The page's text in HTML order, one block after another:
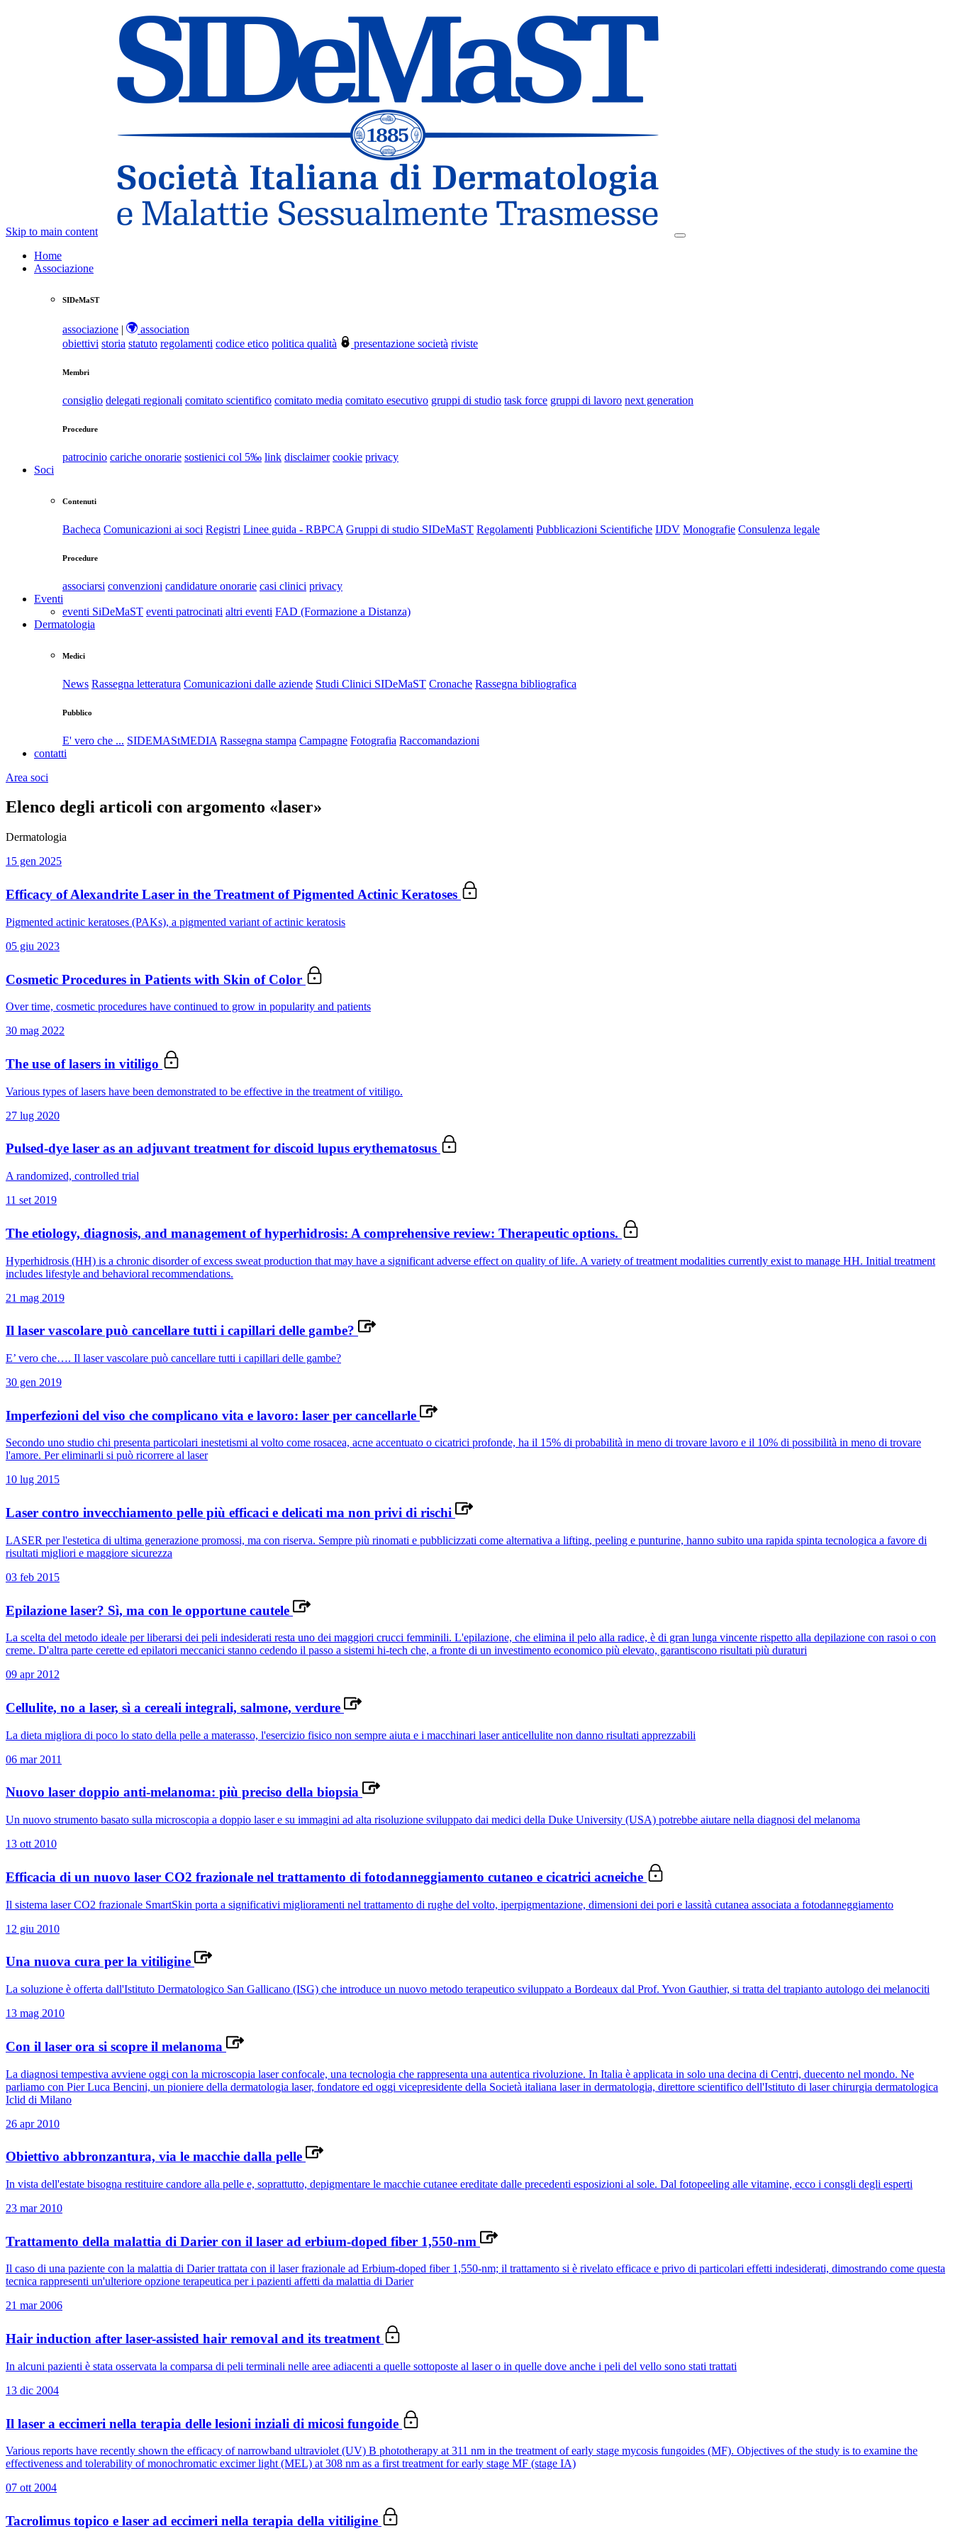
Skip to main content
Home
Associazione
SIDeMaST
associazione |
association
obiettivi storia statuto regolamenti codice etico politica qualità presentazione società riviste
Membri
consiglio delegati regionali comitato scientifico comitato media comitato esecutivo gruppi di studio task force gruppi di lavoro next generation
Procedure
patrocinio cariche onorarie sostienici col 5‰ link disclaimer cookie privacy
Soci
Contenuti
Bacheca Comunicazioni ai soci Registri Linee guida - RBPCA Gruppi di studio SIDeMaST Regolamenti Pubblicazioni Scientifiche IJDV Monografie Consulenza legale
Procedure
associarsi convenzioni candidature onorarie casi clinici privacy
Eventi
eventi SiDeMaST eventi patrocinati altri eventi FAD (Formazione a Distanza)
Dermatologia
Medici
News Rassegna letteratura Comunicazioni dalle aziende Studi Clinici SIDeMaST Cronache Rassegna bibliografica
Pubblico
E' vero che ... SIDEMAStMEDIA Rassegna stampa Campagne Fotografia Raccomandazioni
contatti
Area soci
Elenco degli articoli con argomento «laser»
Dermatologia
15 gen 2025
Efficacy of Alexandrite Laser in the Treatment of Pigmented Actinic Keratoses
Pigmented actinic keratoses (PAKs), a pigmented variant of actinic keratosis
05 giu 2023
Cosmetic Procedures in Patients with Skin of Color
Over time, cosmetic procedures have continued to grow in popularity and patients
30 mag 2022
The use of lasers in vitiligo
Various types of lasers have been demonstrated to be effective in the treatment of vitiligo.
27 lug 2020
Pulsed-dye laser as an adjuvant treatment for discoid lupus erythematosus
A randomized, controlled trial
11 set 2019
The etiology, diagnosis, and management of hyperhidrosis: A comprehensive review: Therapeutic options.
Hyperhidrosis (HH) is a chronic disorder of excess sweat production that may have a significant adverse effect on quality of life. A variety of treatment modalities currently exist to manage HH. Initial treatment
includes lifestyle and behavioral recommendations.
21 mag 2019
Il laser vascolare può cancellare tutti i capillari delle gambe?
E’ vero che…. Il laser vascolare può cancellare tutti i capillari delle gambe?
30 gen 2019
Imperfezioni del viso che complicano vita e lavoro: laser per cancellarle
Secondo uno studio chi presenta particolari inestetismi al volto come rosacea, acne accentuato o cicatrici profonde, ha il 15% di probabilità in meno di trovare lavoro e il 10% di possibilità in meno di trovare
l'amore. Per eliminarli si può ricorrere al laser
10 lug 2015
Laser contro invecchiamento pelle più efficaci e delicati ma non privi di rischi
LASER per l'estetica di ultima generazione promossi, ma con riserva. Sempre più rinomati e pubblicizzati come alternativa a lifting, peeling e punturine, hanno subito una rapida spinta tecnologica a favore di
risultati migliori e maggiore sicurezza
03 feb 2015
Epilazione laser? Sì, ma con le opportune cautele
La scelta del metodo ideale per liberarsi dei peli indesiderati resta uno dei maggiori crucci femminili. L'epilazione, che elimina il pelo alla radice, è di gran lunga vincente rispetto alla depilazione con rasoi o con
creme. D'altra parte cerette ed epilatori meccanici stanno cedendo il passo a sistemi hi-tech che, a fronte di un investimento economico più elevato, garantiscono risultati più duraturi
09 apr 2012
Cellulite, no a laser, sì a cereali integrali, salmone, verdure
La dieta migliora di poco lo stato della pelle a materasso, l'esercizio fisico non sempre aiuta e i macchinari laser anticellulite non danno risultati apprezzabili
06 mar 2011
Nuovo laser doppio anti-melanoma: più preciso della biopsia
Un nuovo strumento basato sulla microscopia a doppio laser e su immagini ad alta risoluzione sviluppato dai medici della Duke University (USA) potrebbe aiutare nella diagnosi del melanoma
13 ott 2010
Efficacia di un nuovo laser CO2 frazionale nel trattamento di fotodanneggiamento cutaneo e cicatrici acneiche
Il sistema laser CO2 frazionale SmartSkin porta a significativi miglioramenti nel trattamento di rughe del volto, iperpigmentazione, dimensioni dei pori e lassità cutanea associata a fotodanneggiamento
12 giu 2010
Una nuova cura per la vitiligine
La soluzione è offerta dall'Istituto Dermatologico San Gallicano (ISG) che introduce un nuovo metodo terapeutico sviluppato a Bordeaux dal Prof. Yvon Gauthier, si tratta del trapianto autologo dei melanociti
13 mag 2010
Con il laser ora si scopre il melanoma
La diagnosi tempestiva avviene oggi con la microscopia laser confocale, una tecnologia che rappresenta una autentica rivoluzione. In Italia è applicata in solo una decina di Centri, duecento nel mondo. Ne
parliamo con Pier Luca Bencini, un pioniere della dermatologia laser, fondatore ed oggi vicepresidente della Società italiana laser in dermatologia, direttore scientifico dell'Istituto di laser chirurgia dermatologica
Iclid di Milano
26 apr 2010
Obiettivo abbronzantura, via le macchie dalla pelle
In vista dell'estate bisogna restituire candore alla pelle e, soprattutto, depigmentare le macchie cutanee ereditate dalle precedenti esposizioni al sole. Dal fotopeeling alle vitamine, ecco i consgli degli esperti
23 mar 2010
Trattamento della malattia di Darier con il laser ad erbium-doped fiber 1,550-nm
Il caso di una paziente con la malattia di Darier trattata con il laser frazionale ad Erbium-doped fiber 1,550-nm; il trattamento si è rivelato efficace e privo di particolari effetti indesiderati, dimostrando come questa
tecnica rappresenti un'ulteriore opzione terapeutica per i pazienti affetti da malattia di Darier
21 mar 2006
Hair induction after laser-assisted hair removal and its treatment
In alcuni pazienti è stata osservata la comparsa di peli terminali nelle aree adiacenti a quelle sottoposte al laser o in quelle dove anche i peli del vello sono stati trattati
13 dic 2004
Il laser a eccimeri nella terapia delle lesioni inziali di micosi fungoide
Various reports have recently shown the efficacy of narrowband ultraviolet (UV) B phototherapy at 311 nm in the treatment of early stage mycosis fungoides (MF). Objectives of the study is to examine the
effectiveness and tolerability of monochromatic excimer light (MEL) at 308 nm as a first treatment for early stage MF (stage IA)
07 ott 2004
Tacrolimus topico e laser ad eccimeri nella terapia della vitiligine